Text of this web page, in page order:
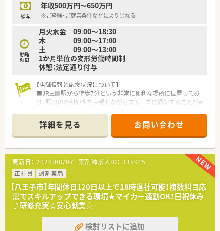
【こんな方にオススメ】
剤師としてのキャリアを磨きたい方に最適です。
■残業を抑えつつも高年収を目指したい方にとって、年間休日
120日という好条件は非常に魅力的な環境です。
■ノルマに追われることなく、患者様一人ひとりと丁寧に向き合
った誠実な服薬指導を行いたい方にお勧めします。
給与
年収500万円～650万円
※ご経験・ご就業条件などにより異なる
勤務
時間
月火水金 09:00～18:30
木 09:00～17:00
土 09:00～13:00
1か月単位の変形労働時間制
休憩：法定通り付与
【店舗情報と応需状況について】
■JR三鷹駅から徒歩7分という非常に便利な場所に位置してお
り、駅周辺の利便性を享受しながらスムーズに通勤することが可
■主に近隣の内科クリニックから処方箋を応需しており、1日あ
たりの平均枚数は約40枚と、比較的落ち着いたペースで業務に
臨めます。
■薬剤師2名と事務スタッフ1名の体制で運営されており、約
1,200品目の医薬品を取り扱いながら地域の内科医療を支えてい
ます。
【募集背景と求める人物像について】
■今回の求人は店舗の新規開設に伴う組織体制の強化を目的と
した急募案件であり、意欲のある方を積極的に採用する予定で
す。
■これまでの調剤経験を必須としており、周囲のスタッフと円滑
にコミュニケーションを取りながら、店舗運営に携わる意欲のあ
詳細を見る お問い合わせ
更新日： 2026/08/07 薬剤師求人ID： 335945
正社員
調剤薬局
【八王子市】年間休日120日以上で18時退社可能！複数科目応
需でスキルアップできる環境★マイカー通勤OK！日祝休み
♪研修充実☆安心就業☆
検討リストに追加